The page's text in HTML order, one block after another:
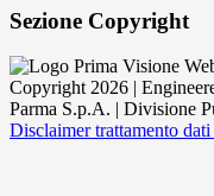
Sezione Copyright
Copyright 2026 |
Parma S.p.A. | Divisione
Disclaimer trattamento dati